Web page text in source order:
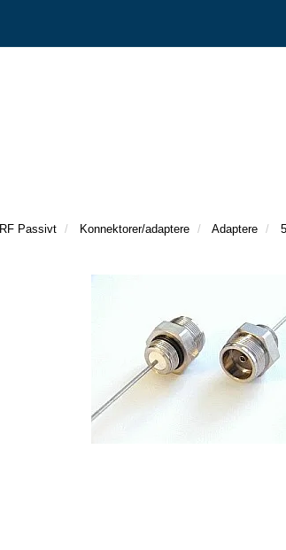
RF Passivt Konnektorer/adaptere Adaptere